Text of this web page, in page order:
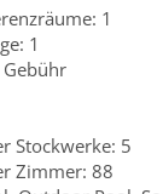
1
1
Gebühr
Stockwerke: 5
Zimmer: 88